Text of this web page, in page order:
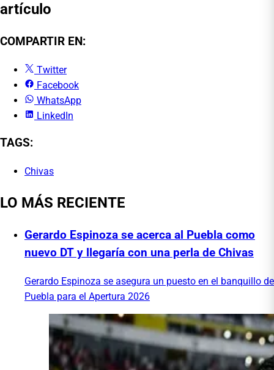
artículo
COMPARTIR EN:
Twitter
Facebook
WhatsApp
LinkedIn
TAGS:
Chivas
LO MÁS RECIENTE
Gerardo Espinoza se acerca al Puebla como
nuevo DT y llegaría con una perla de Chivas
Gerardo Espinoza se asegura un puesto en el banquillo de
Puebla para el Apertura 2026